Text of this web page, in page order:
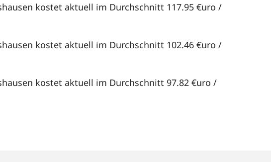
kostet aktuell im Durchschnitt 117.95 €uro /
kostet aktuell im Durchschnitt 102.46 €uro /
kostet aktuell im Durchschnitt 97.82 €uro /